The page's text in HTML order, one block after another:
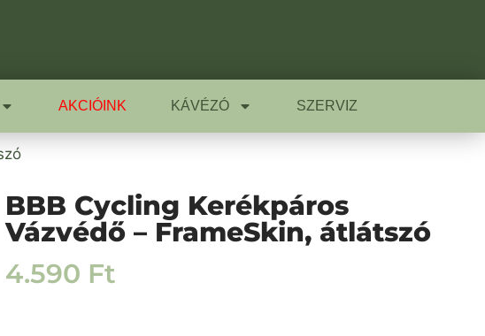
AKCIÓINK KÁVÉZÓ SZERVIZ
BBB Cycling Kerékpáros
Vázvédő – FrameSkin, átlátszó
4.590 Ft